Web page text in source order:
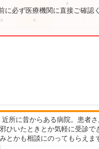
必ず医療機関に直接ご確認
近所に昔からある病院。患者さ
ひいたときとか気軽に受診で
とかも相談にのってもらえま